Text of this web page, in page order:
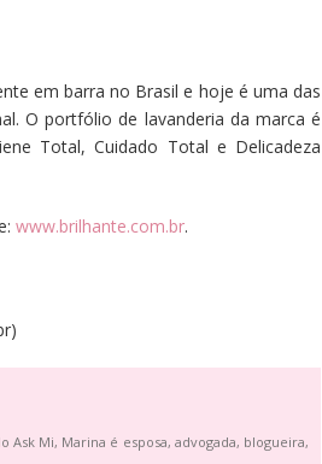
em barra no Brasil e hoje é uma das
O portfólio de lavanderia da marca é
Total, Cuidado Total e Delicadeza
www.brilhante.com.br.
Ask Mi, Marina é esposa, advogada, blogueira,